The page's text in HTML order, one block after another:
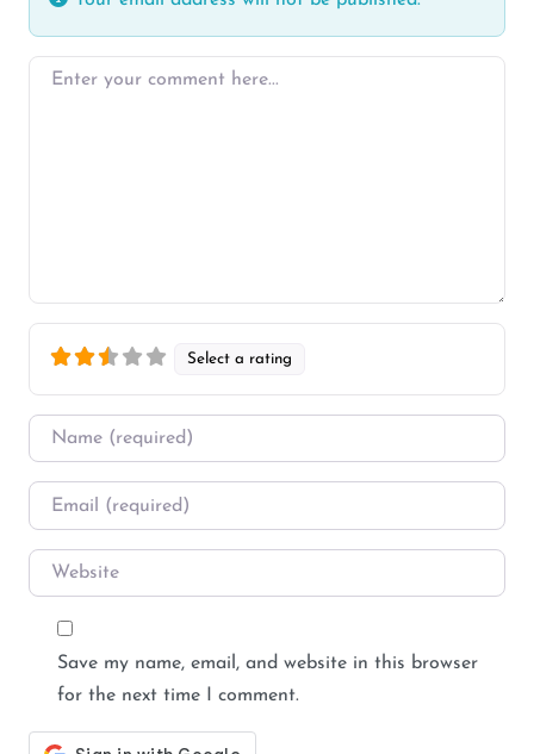
Enter your comment here…
Select a rating
Name
Email
Website
Save my name, email, and website in this browser
for the next time I comment.